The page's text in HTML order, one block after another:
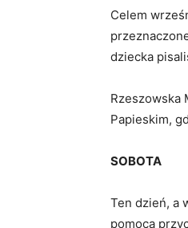
Celem
dziecka
Rzeszowska
Papieskim,
SOBOTA
Ten dzień, a
pomocą